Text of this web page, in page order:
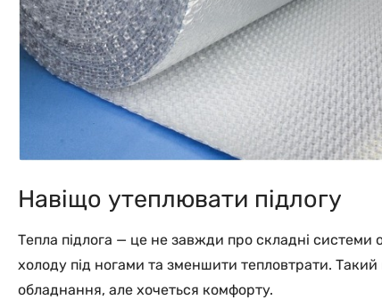
Навіщо утеплювати підлогу
Тепла підлога — це не завжди про складні системи
холоду під ногами та зменшити тепловтрати.
обладнання, але хочеться комфорту.